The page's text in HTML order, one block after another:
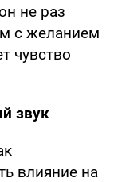
не раз
с желанием
чувство
звук
влияние на